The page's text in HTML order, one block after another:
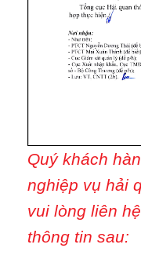
Quý khách
nghiệp vụ hải
vui lòng liên
thông tin sau: